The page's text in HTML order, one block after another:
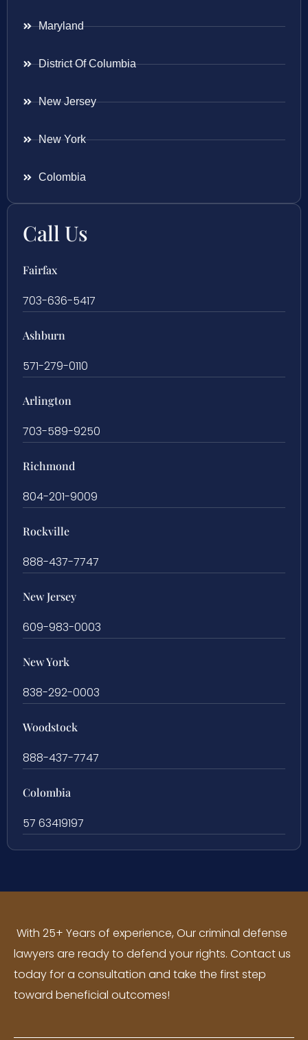
Maryland
District Of Columbia
New Jersey
New York
Colombia
Call Us
Fairfax
703-636-5417
Ashburn
571-279-0110
Arlington
703-589-9250
Richmond
804-201-9009
Rockville
888-437-7747
New Jersey
609-983-0003
New York
838-292-0003
Woodstock
888-437-7747
Colombia
57 63419197
With 25+ Years of experience, Our criminal defense
lawyers are ready to defend your rights. Contact us
today for a consultation and take the first step
toward beneficial outcomes!